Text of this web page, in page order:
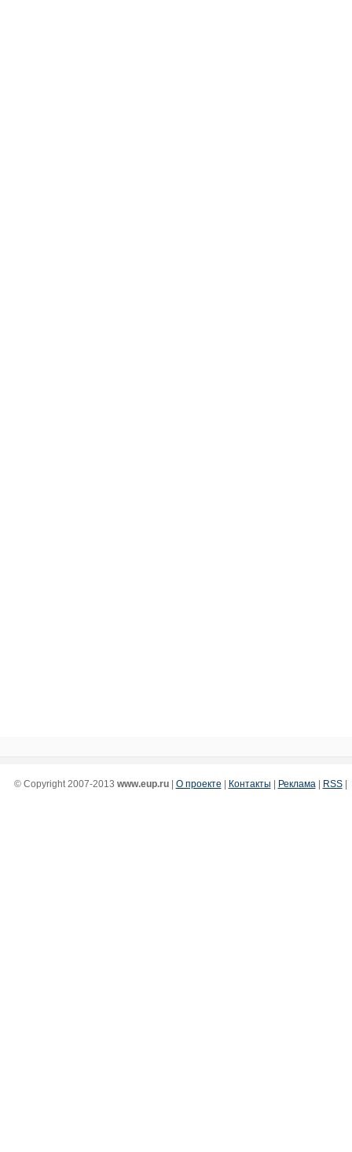
© Copyright 2007-2013 www.eup.ru| О проекте Контакты Реклама| RSS|